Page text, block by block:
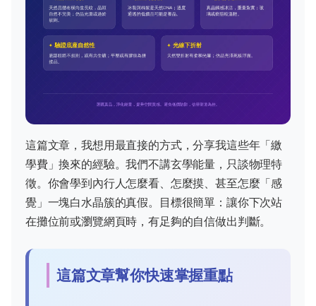
這篇文章，我想用最直接的方式，分享我這些年「繳
學費」換來的經驗。我們不講玄學能量，只談物理特
徵。你會學到內行人怎麼看、怎麼摸、甚至怎麼「感
覺」一塊白水晶簇的真假。目標很簡單：讓你下次站
在攤位前或瀏覽網頁時，有足夠的自信做出判斷。
這篇文章幫你快速掌握重點